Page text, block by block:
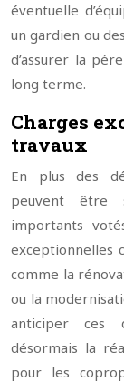
éventuelle
un gardien ou
d’assurer la
long terme.
Charges
travaux
En plus des
peuvent être
importants
exceptionnelles
comme la
ou la
anticiper ces
désormais la
pour les